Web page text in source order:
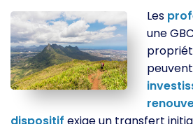
Les
une
peuvent